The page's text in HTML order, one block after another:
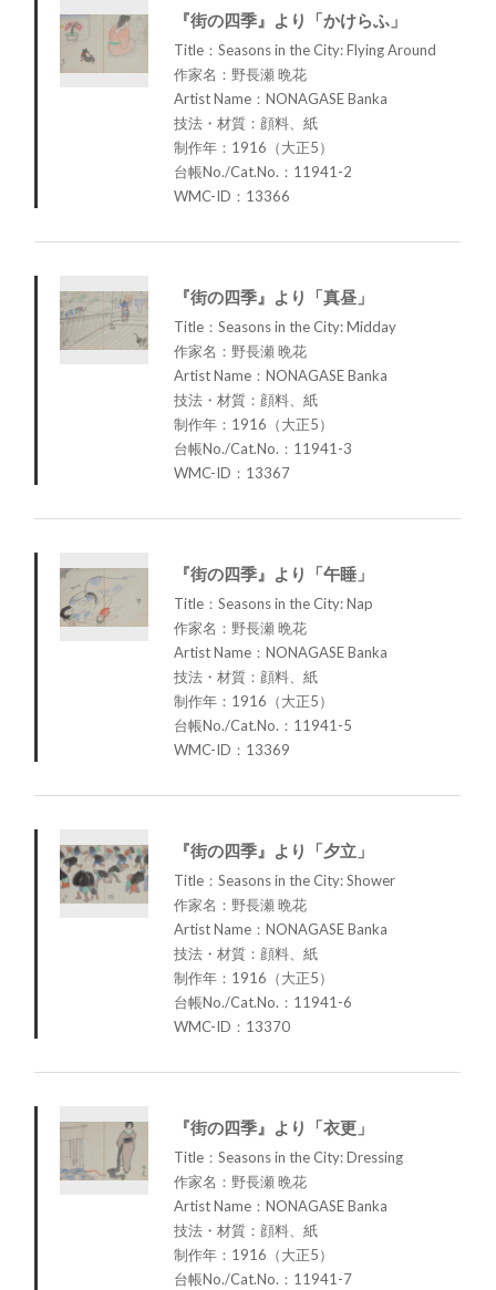
『街の四季』より「かけらふ」
Title：Seasons in the City: Flying Around
作家名：野長瀬 晩花
Artist Name：NONAGASE Banka
技法・材質：顔料、紙
制作年：1916（大正5）
台帳No./Cat.No.：11941-2
WMC-ID：13366
『街の四季』より「真昼」
Title：Seasons in the City: Midday
作家名：野長瀬 晩花
Artist Name：NONAGASE Banka
技法・材質：顔料、紙
制作年：1916（大正5）
台帳No./Cat.No.：11941-3
WMC-ID：13367
『街の四季』より「午睡」
Title：Seasons in the City: Nap
作家名：野長瀬 晩花
Artist Name：NONAGASE Banka
技法・材質：顔料、紙
制作年：1916（大正5）
台帳No./Cat.No.：11941-5
WMC-ID：13369
『街の四季』より「夕立」
Title：Seasons in the City: Shower
作家名：野長瀬 晩花
Artist Name：NONAGASE Banka
技法・材質：顔料、紙
制作年：1916（大正5）
台帳No./Cat.No.：11941-6
WMC-ID：13370
『街の四季』より「衣更」
Title：Seasons in the City: Dressing
作家名：野長瀬 晩花
Artist Name：NONAGASE Banka
技法・材質：顔料、紙
制作年：1916（大正5）
台帳No./Cat.No.：11941-7